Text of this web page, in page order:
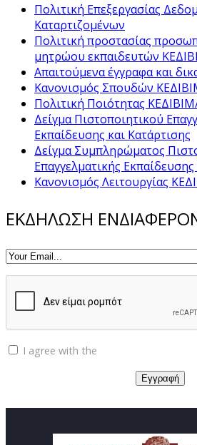
Πολιτική Επεξεργασίας
Καταρτιζομένων
Πολιτική προστασίας
μητρώου εκπαιδευτών
Απαιτούμενα έγγραφα και
Κανονισμός Σπουδών
Πολιτική Ποιότητας
Δείγμα Πιστοποιητικού
Εκπαίδευσης και Κατάρτισης
Δείγμα Συμπληρώματος
Επαγγελματικής
Κανονισμός Λειτουργίας
ΕΚΔΗΛΩΣΗ
I agree with the